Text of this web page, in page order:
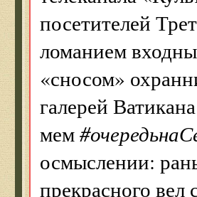
посетителей
ломанием
«сносом»
галерей
мем
осмыслении:
прекрасного вел